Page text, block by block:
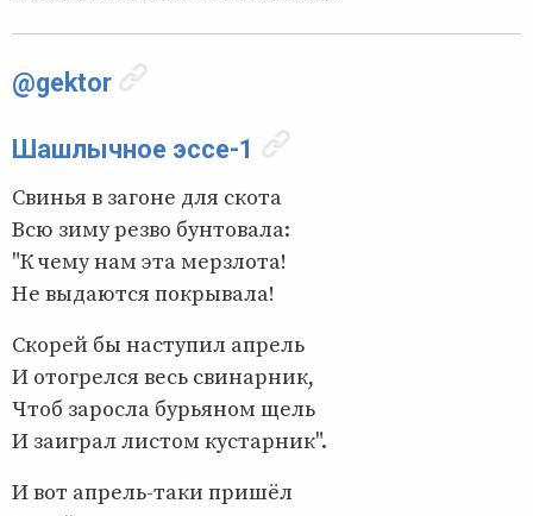
@gektor
Шашлычное эссе-1
Свинья в загоне для скота
Всю зиму резво бунтовала:
"К чему нам эта мерзлота!
Не выдаются покрывала!
Скорей бы наступил апрель
И отогрелся весь свинарник,
Чтоб заросла бурьяном щель
И заиграл листом кустарник".
И вот апрель-таки пришёл